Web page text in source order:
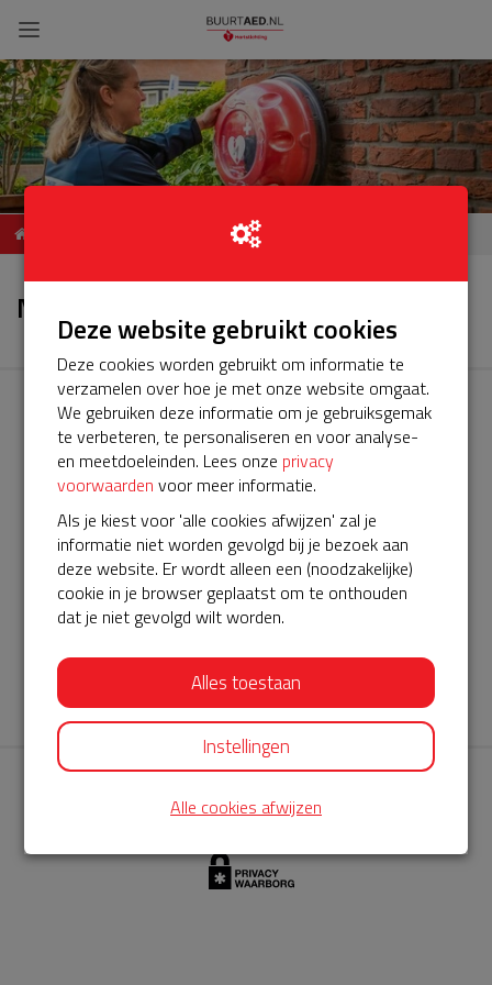
Nieuws
AED360-ProCardio
ServiceBuurtAED wordt aangeboden door de Hartstichting en
AED360-ProCardio. Net als bij BuurtAED is AED360-ProCardio
de leverancier van het servicepakket en ontzorgen zij jou de
komende jaren. AED360-ProCardio is gespecialiseerd in de
levering en het onderhoud van Philips AED’s.
Deze website gebruikt cookies
Deze cookies worden gebruikt om informatie te
verzamelen over hoe je met onze website omgaat.
We gebruiken deze informatie om je gebruiksgemak
te verbeteren, te personaliseren en voor analyse-
en meetdoeleinden. Lees onze privacy
voorwaarden voor meer informatie.
Als je kiest voor 'alle cookies afwijzen' zal je
informatie niet worden gevolgd bij je bezoek aan
deze website. Er wordt alleen een (noodzakelijke)
cookie in je browser geplaatst om te onthouden
dat je niet gevolgd wilt worden.
Alles toestaan
Instellingen
Alle cookies afwijzen